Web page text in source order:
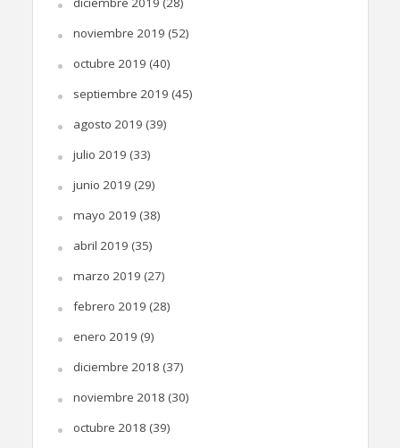
noviembre 2019 (52)
octubre 2019 (40)
septiembre 2019 (45)
agosto 2019 (39)
julio 2019 (33)
junio 2019 (29)
mayo 2019 (38)
abril 2019 (35)
marzo 2019 (27)
febrero 2019 (28)
enero 2019 (9)
diciembre 2018 (37)
noviembre 2018 (30)
octubre 2018 (39)